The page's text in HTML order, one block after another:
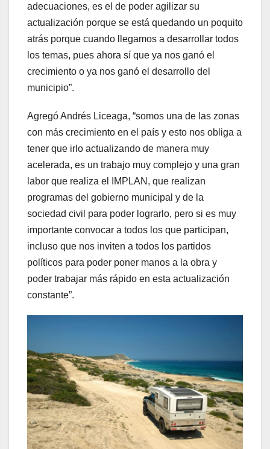
adecuaciones, es el de poder agilizar su
actualización porque se está quedando un poquito
atrás porque cuando llegamos a desarrollar todos
los temas, pues ahora sí que ya nos ganó el
crecimiento o ya nos ganó el desarrollo del
municipio”.
Agregó Andrés Liceaga, “somos una de las zonas
con más crecimiento en el país y esto nos obliga a
tener que irlo actualizando de manera muy
acelerada, es un trabajo muy complejo y una gran
labor que realiza el IMPLAN, que realizan
programas del gobierno municipal y de la
sociedad civil para poder lograrlo, pero si es muy
importante convocar a todos los que participan,
incluso que nos inviten a todos los partidos
políticos para poder poner manos a la obra y
poder trabajar más rápido en esta actualización
constante”.